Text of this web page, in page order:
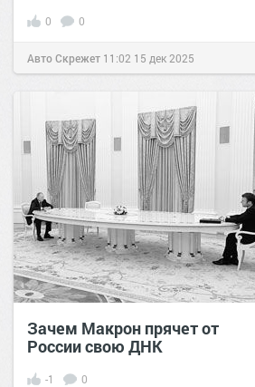
0 0
Авто Скрежет 11:02 15 дек 2025
Зачем Макрон прячет от
России свою ДНК
-1 0